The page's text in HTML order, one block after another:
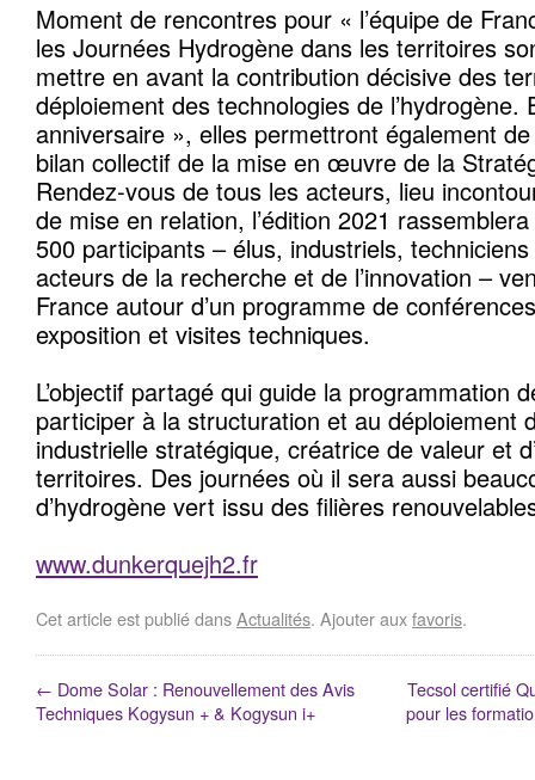
Moment de rencontres pour « l’équipe de
les Journées Hydrogène dans les territoires
mettre en avant la contribution décisive des
déploiement des technologies de l’hydrogène.
anniversaire », elles permettront également
bilan collectif de la mise en œuvre de la
Rendez-vous de tous les acteurs, lieu
de mise en relation, l’édition 2021
500 participants – élus, industriels,
acteurs de la recherche et de l’innovation –
France autour d’un programme de
exposition et visites techniques.
L’objectif partagé qui guide la programmation
participer à la structuration et au déploiement
industrielle stratégique, créatrice de valeur et
territoires. Des journées où il sera aussi
d’hydrogène vert issu des filières
www.dunkerquejh2.fr
Cet article est publié dansActualités. Ajouter auxfavoris.
← Dome Solar : Renouvellement des Avis
Techniques Kogysun + & Kogysun i+
Tecsol certifié
pour les